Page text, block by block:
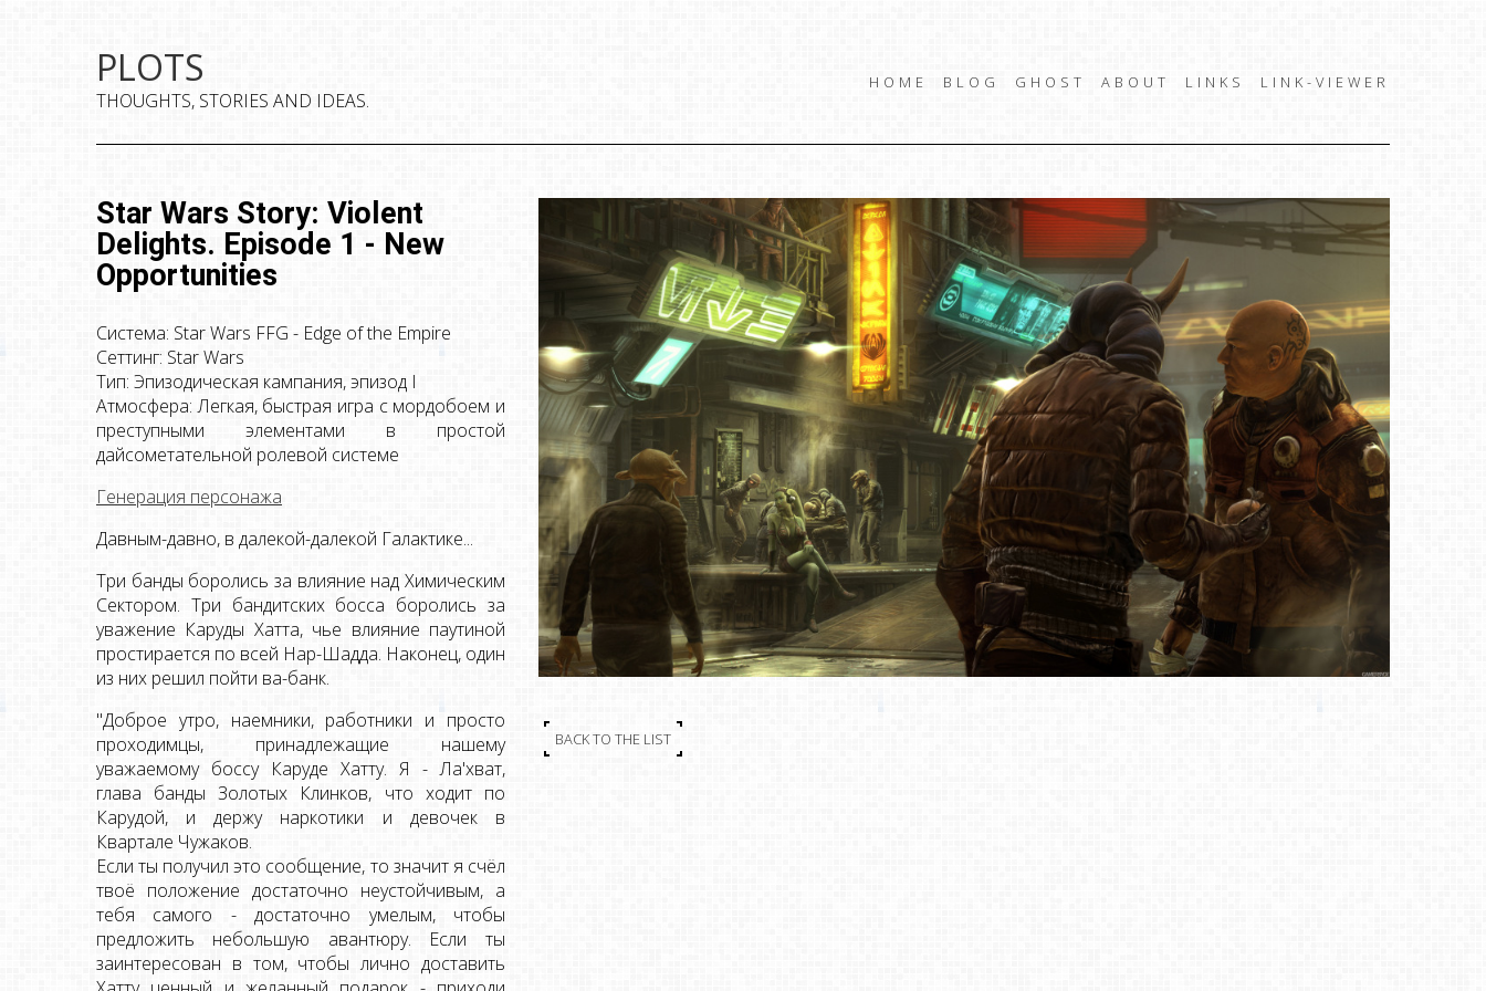
PLOTS
THOUGHTS, STORIES AND IDEAS.
HOME BLOG GHOST ABOUT LINKS LINK-VIEWER
Star Wars Story: Violent
Delights. Episode 1 - New
Opportunities
Система: Star Wars FFG - Edge of the Empire
Сеттинг: Star Wars
Тип: Эпизодическая кампания, эпизод I
Атмосфера: Легкая, быстрая игра с мордобоем и
преступными элементами в простой
дайсометательной ролевой системе
Генерация персонажа
Давным-давно, в далекой-далекой Галактике...
Три банды боролись за влияние над Химическим
Сектором. Три бандитских босса боролись за
уважение Каруды Хатта, чье влияние паутиной
простирается по всей Нар-Шадда. Наконец, один
из них решил пойти ва-банк.
"Доброе утро, наемники, работники и просто
проходимцы, принадлежащие нашему
уважаемому боссу Каруде Хатту. Я - Ла'хват,
глава банды Золотых Клинков, что ходит по
Карудой, и держу наркотики и девочек в
Квартале Чужаков.
Если ты получил это сообщение, то значит я счёл
твоё положение достаточно неустойчивым, а
тебя самого - достаточно умелым, чтобы
предложить небольшую авантюру. Если ты
заинтересован в том, чтобы лично доставить
BACK TO THE LIST